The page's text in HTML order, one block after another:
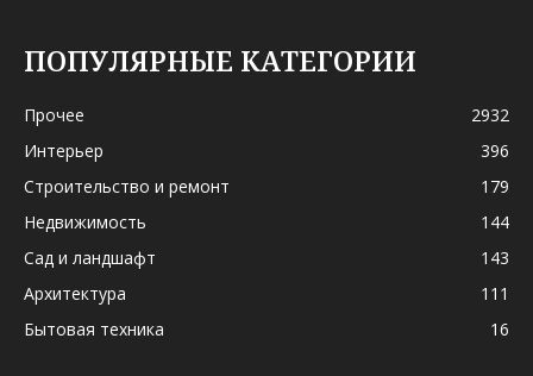
ПОПУЛЯРНЫЕ КАТЕГОРИИ
Прочее
2932
Интерьер
396
Строительство и ремонт
179
Недвижимость
144
Сад и ландшафт
143
Архитектура
111
Бытовая техника
16